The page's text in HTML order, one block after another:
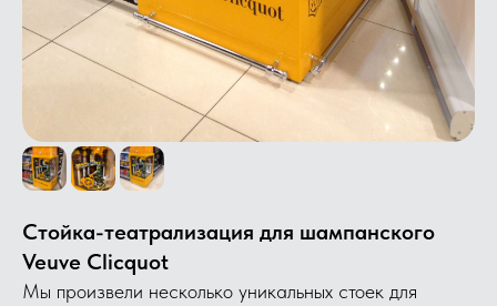
Стойка-театрализация для шампанского
Veuve Clicquot
Мы произвели несколько уникальных стоек для